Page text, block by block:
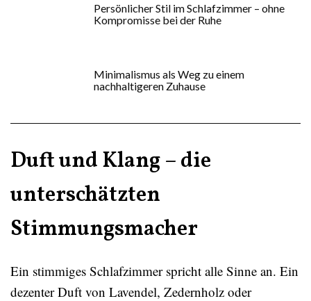
Persönlicher Stil im Schlafzimmer – ohne
Kompromisse bei der Ruhe
Minimalismus als Weg zu einem
nachhaltigeren Zuhause
Duft und Klang – die
unterschätzten
Stimmungsmacher
Ein stimmiges Schlafzimmer spricht alle Sinne an. Ein
dezenter Duft von Lavendel, Zedernholz oder